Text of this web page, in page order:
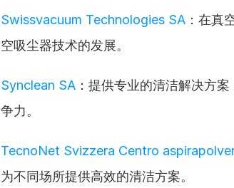
Swissvacuum Technologies SA ：在真
空吸尘器技术的发展。
Synclean SA ：提供专业的清洁解决方
争力。
TecnoNet Svizzera Centro
为不同场所提供高效的清洁方案。